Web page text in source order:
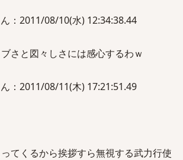
：2011/08/10(水) 12:34:38.44
さと図々しさには感心するわｗ
：2011/08/11(木) 17:21:51.49
てくるから挨拶すら無視する武力行使